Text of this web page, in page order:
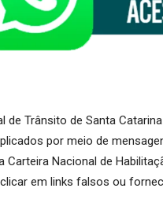
de Trânsito de Santa
por meio de
Nacional de
em links falsos ou